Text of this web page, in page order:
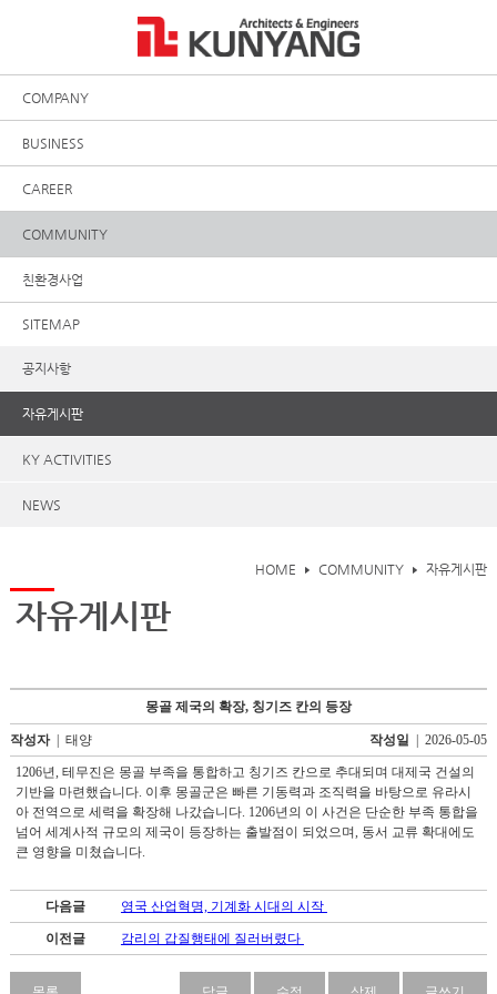
COMPANY
BUSINESS
CAREER
COMMUNITY
친환경사업
SITEMAP
공지사항
자유게시판
KY ACTIVITIES
NEWS
HOME COMMUNITY 자유게시판
자유게시판
몽골 제국의 확장, 칭기즈 칸의 등장
작성자| 태양 작성일 | 2026-05-05
1206년, 테무진은 몽골 부족을 통합하고 칭기즈 칸으로 추대되며 대제국 건설의
기반을 마련했습니다. 이후 몽골군은 빠른 기동력과 조직력을 바탕으로 유라시
아 전역으로 세력을 확장해 나갔습니다. 1206년의 이 사건은 단순한 부족 통합을
넘어 세계사적 규모의 제국이 등장하는 출발점이 되었으며, 동서 교류 확대에도
큰 영향을 미쳤습니다.
토
사
이
트
-
다음글 영국 산업혁명, 기계화 시대의 시작
이전글 감리의 갑질행태에 질러버렸다